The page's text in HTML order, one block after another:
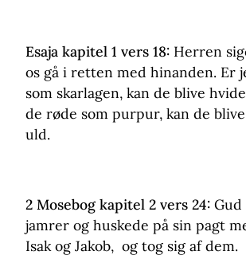
Esaja kapitel 1 vers 18: Herren
os gå i retten med hinanden. Er
som skarlagen, kan de blive
de røde som purpur, kan de
uld.
2 Mosebog kapitel 2 vers 24:
jamrer og huskede på sin pagt
Isak og Jakob, og tog sig af dem.